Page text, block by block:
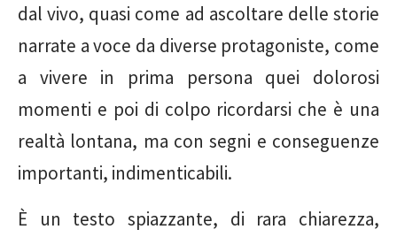
dal vivo, quasi come ad ascoltare delle storie
narrate a voce da diverse protagoniste, come
a vivere in prima persona quei dolorosi
momenti e poi di colpo ricordarsi che è una
realtà lontana, ma con segni e conseguenze
importanti, indimenticabili.
È un testo spiazzante, di rara chiarezza,